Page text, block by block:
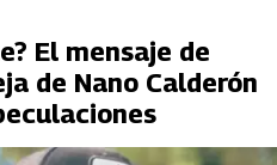
El mensaje de
de Nano Calderón